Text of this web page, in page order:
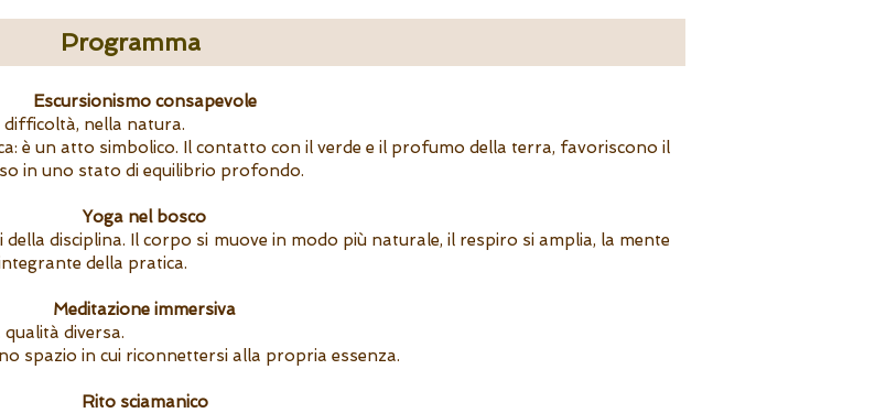
Escursionismo consapevole
difficoltà, nella natura.
è un atto simbolico. Il contatto con il verde e il profumo della terra, favoriscono il
in uno stato di equilibrio profondo.
Yoga nel bosco
disciplina. Il corpo si muove in modo più naturale, il respiro si amplia, la mente
della pratica.
Meditazione immersiva
diversa.
spazio in cui riconnettersi alla propria essenza.
Rito sciamanico
Programma